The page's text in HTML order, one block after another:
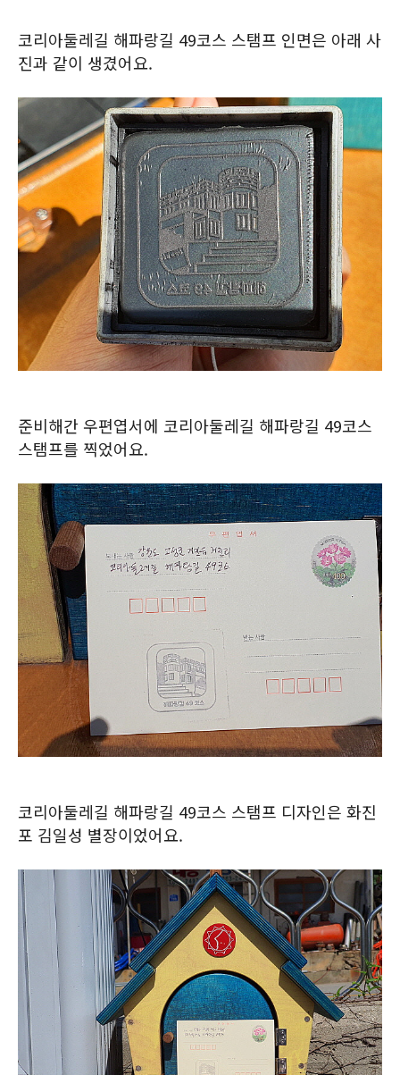
코리아둘레길 해파랑길 49코스 스탬프 인면은 아래 사
진과 같이 생겼어요.
준비해간 우편엽서에 코리아둘레길 해파랑길 49코스
스탬프를 찍었어요.
코리아둘레길 해파랑길 49코스 스탬프 디자인은 화진
포 김일성 별장이었어요.